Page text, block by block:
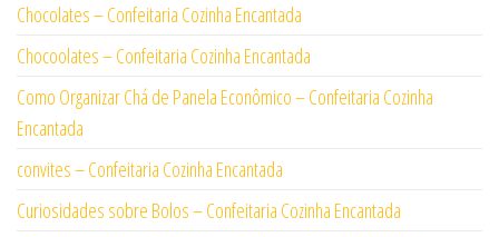
Chocolates – Confeitaria Cozinha Encantada
Chocoolates – Confeitaria Cozinha Encantada
Como Organizar Chá de Panela Econômico – Confeitaria Cozinha
Encantada
convites – Confeitaria Cozinha Encantada
Curiosidades sobre Bolos – Confeitaria Cozinha Encantada